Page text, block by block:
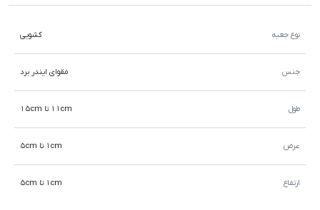
نوع جعبه کشویی
جنس مقوای ایندر برد
طول 11cm تا 15cm
عرض 1cm تا 5cm
ارتفاع 1cm تا 5cm